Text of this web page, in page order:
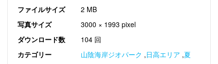
ファイルサイズ
2 MB
写真サイズ
3000 × 1993 pixel
ダウンロード数
104 回
カテゴリー
山陰海岸ジオパーク ,日高エリア ,夏